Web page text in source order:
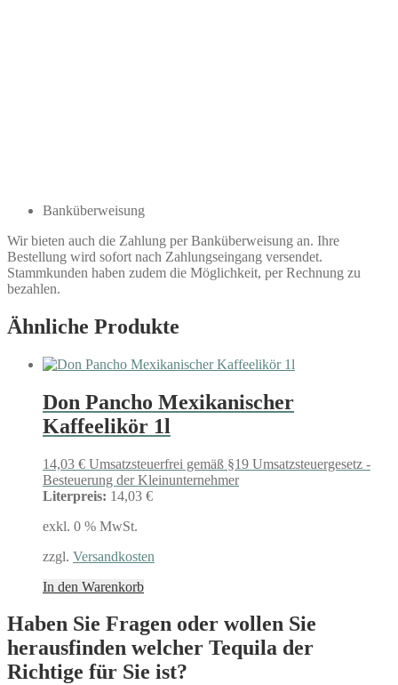
Banküberweisung
Wir bieten auch die Zahlung per Banküberweisung an. Ihre
Bestellung wird sofort nach Zahlungseingang versendet.
Stammkunden haben zudem die Möglichkeit, per Rechnung zu
bezahlen.
Ähnliche Produkte
Don Pancho Mexikanischer
Kaffeelikör 1l
14,03 € Umsatzsteuerfrei gemäß §19 Umsatzsteuergesetz -
Besteuerung der Kleinunternehmer
Literpreis: 14,03 €
exkl. 0 % MwSt.
zzgl. Versandkosten
In den Warenkorb
Haben Sie Fragen oder wollen Sie
herausfinden welcher Tequila der
Richtige für Sie ist?